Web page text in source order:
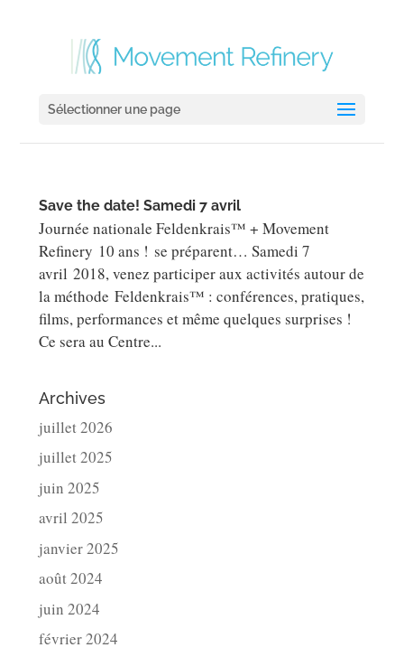
Sélectionner une page
Save the date! Samedi 7 avril
Journée nationale Feldenkrais™ + Movement
Refinery 10 ans ! se préparent… Samedi 7
avril 2018, venez participer aux activités autour de
la méthode Feldenkrais™ : conférences, pratiques,
films, performances et même quelques surprises !
Ce sera au Centre...
Archives
juillet 2026
juillet 2025
juin 2025
avril 2025
janvier 2025
août 2024
juin 2024
février 2024